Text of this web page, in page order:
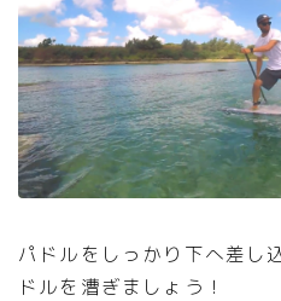
パドルをしっかり下へ差し
ドルを漕ぎましょう！